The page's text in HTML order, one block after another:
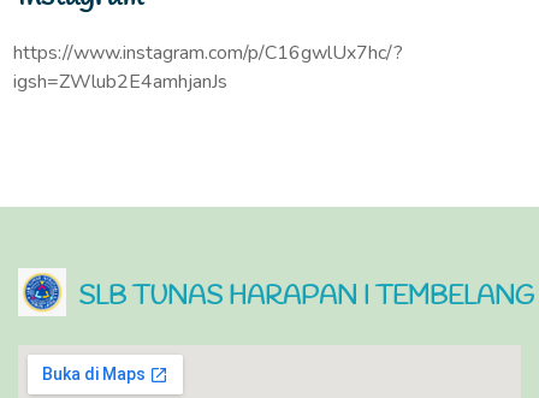
https://www.instagram.com/p/C16gwlUx7hc/?
igsh=ZWlub2E4amhjanJs
SLB TUNAS HARAPAN I TEMBELANG